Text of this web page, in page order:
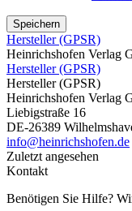
Speichern
Hersteller (GPSR)
Heinrichshofen Verlag
Hersteller (GPSR)
Hersteller (GPSR)
Heinrichshofen Verlag
Liebigstraße 16
DE-26389
info@heinrichshofen.de
Zuletzt angesehen
Kontakt
Benötigen Sie Hilfe?